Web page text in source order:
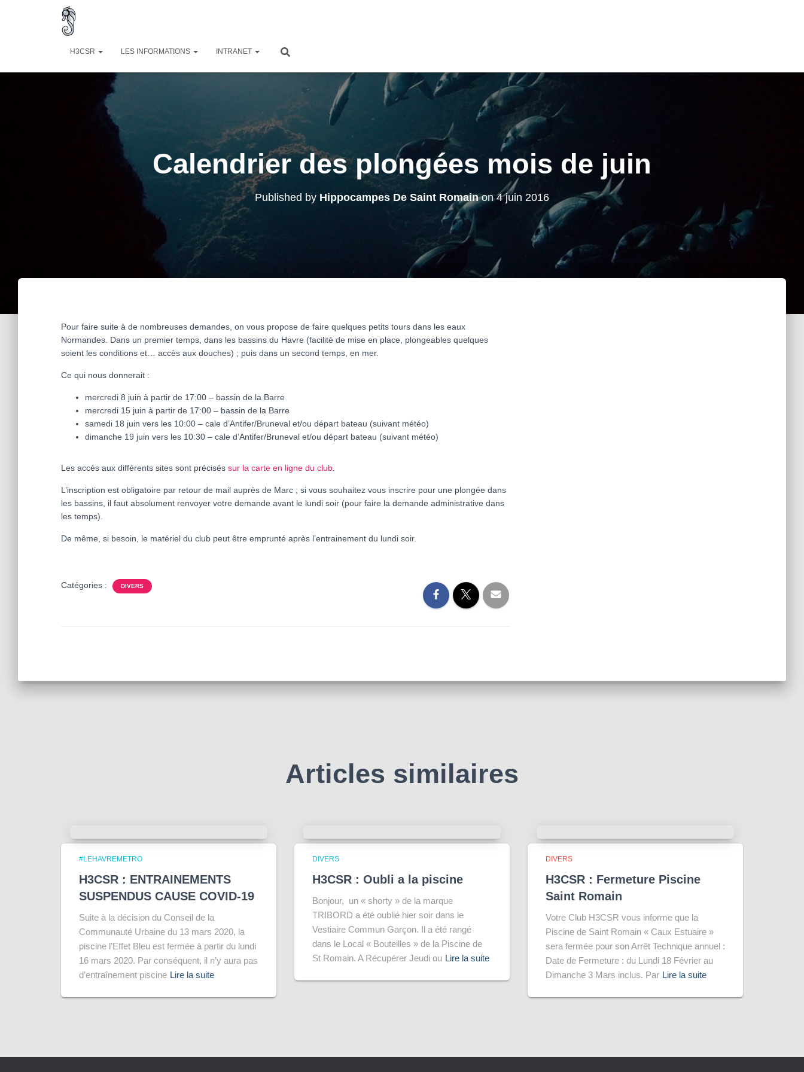
H3CSR LES INFORMATIONS INTRANET
Calendrier des plongées mois de juin
Published by Hippocampes De Saint Romainon4 juin 2016
Pour faire suite à de nombreuses demandes, on vous propose de faire quelques petits tours dans les eaux
Normandes. Dans un premier temps, dans les bassins du Havre (facilité de mise en place, plongeables quelques
soient les conditions et… accès aux douches) ; puis dans un second temps, en mer.
Ce qui nous donnerait :
mercredi 8 juin à partir de 17:00 – bassin de la Barre
mercredi 15 juin à partir de 17:00 – bassin de la Barre
samedi 18 juin vers les 10:00 – cale d’Antifer/Bruneval et/ou départ bateau (suivant météo)
dimanche 19 juin vers les 10:30 – cale d’Antifer/Bruneval et/ou départ bateau (suivant météo)
Les accès aux différents sites sont précisés sur la carte en ligne du club
L’inscription est obligatoire par retour de mail auprès de Marc ; si vous souhaitez vous inscrire pour une plongée dans
les bassins, il faut absolument renvoyer votre demande avant le lundi soir (pour faire la demande administrative dans
les temps).
De même, si besoin, le matériel du club peut être emprunté après l’entrainement du lundi soir.
Catégories : DIVERS
Articles similaires
#LEHAVREMETRO
H3CSR : ENTRAINEMENTS
SUSPENDUS CAUSE COVID-19
Suite à la décision du Conseil de la
Communauté Urbaine du 13 mars 2020, la
piscine l’Effet Bleu est fermée à partir du lundi
16 mars 2020. Par conséquent, il n’y aura pas
d’entraînement piscine Lire la suite
DIVERS
H3CSR : Oubli a la piscine
Bonjour, un « shorty » de la marque
TRIBORD a été oublié hier soir dans le
Vestiaire Commun Garçon. Il a été rangé
dans le Local « Bouteilles » de la Piscine de
St Romain. A Récupérer Jeudi ou Lire la suite
DIVERS
H3CSR : Fermeture Piscine
Saint Romain
Votre Club H3CSR vous informe que la
Piscine de Saint Romain « Caux Estuaire »
sera fermée pour son Arrêt Technique annuel :
Date de Fermeture : du Lundi 18 Février au
Dimanche 3 Mars inclus. Par Lire la suite